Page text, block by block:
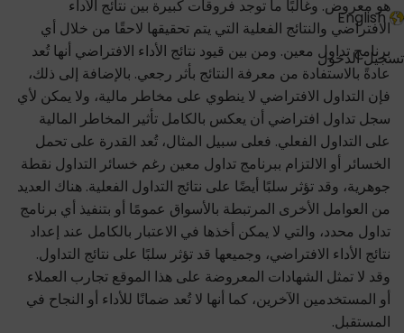
English
تسجيل الدخول
هو معروض. وغالبًا ما توجد فروقات كبيرة بين نتائج الأداء
الافتراضي والنتائج الفعلية التي يتم تحقيقها لاحقًا من خلال أي
برنامج تداول معين. ومن بين قيود نتائج الأداء الافتراضي أنها تُعد
عادةً بالاستفادة من معرفة النتائج بأثر رجعي. بالإضافة إلى ذلك،
فإن التداول الافتراضي لا ينطوي على مخاطر مالية، ولا يمكن لأي
سجل تداول افتراضي أن يعكس بالكامل تأثير المخاطر المالية
على التداول الفعلي. فعلى سبيل المثال، تُعد القدرة على تحمل
الخسائر أو الالتزام ببرنامج تداول معين رغم خسائر التداول نقطة
جوهرية، وقد تؤثر سلبًا أيضًا على نتائج التداول الفعلية. هناك العديد
من العوامل الأخرى المرتبطة بالأسواق عمومًا أو بتنفيذ أي برنامج
تداول محدد، والتي لا يمكن أخذها في الاعتبار بالكامل عند إعداد
نتائج الأداء الافتراضي، وجميعها قد تؤثر سلبًا على نتائج التداول.
وقد لا تمثل الشهادات المعروضة على هذا الموقع تجارب العملاء
أو المستخدمين الآخرين، كما أنها لا تُعد ضمانًا للأداء أو النجاح في
المستقبل.